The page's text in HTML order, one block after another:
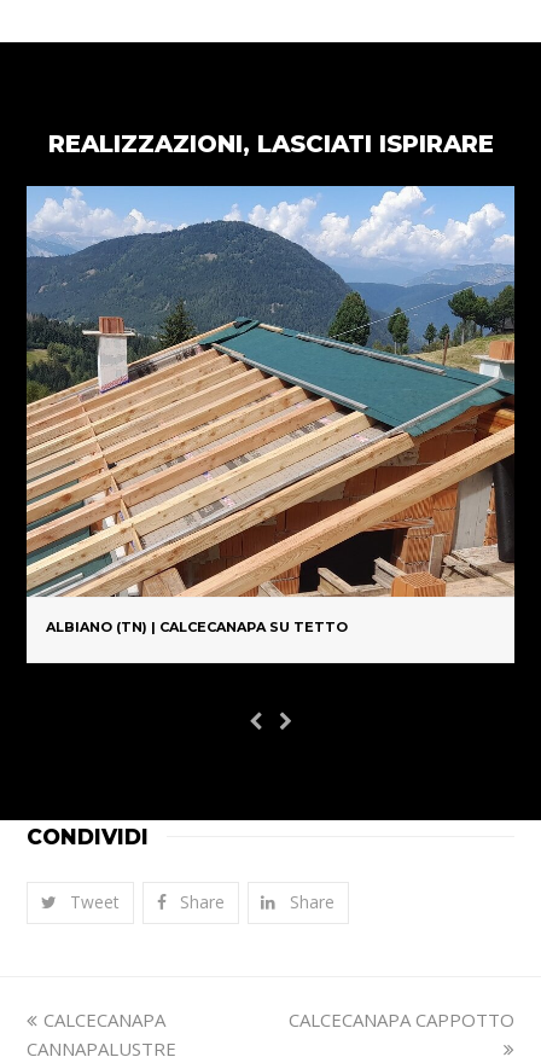
REALIZZAZIONI, LASCIATI ISPIRARE
ALBIANO (TN) | CALCECANAPA SU TETTO
CONDIVIDI
Tweet Share Share
Slide
precedente:
CALCECANAPA
CANNAPALUSTRE
visualizza
CALCECANAPA CAPPOTTO